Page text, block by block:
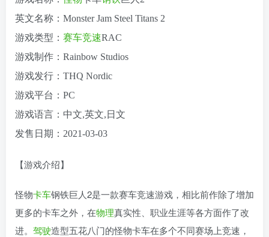
英文名称：Monster Jam Steel Titans 2
游戏类型： 赛车竞速RAC
游戏制作：Rainbow Studios
游戏发行：THQ Nordic
游戏平台：PC
游戏语言：中文,英文,日文
发售日期：2021-03-03
【游戏介绍】
怪物卡车钢铁巨人2是一款赛车竞速游戏，相比前作除了增加
更多的卡车之外，在物理真实性、职业生涯等各方面作了改
进。 驾驶造型五花八门的怪物卡车在多个不同赛场上竞速，